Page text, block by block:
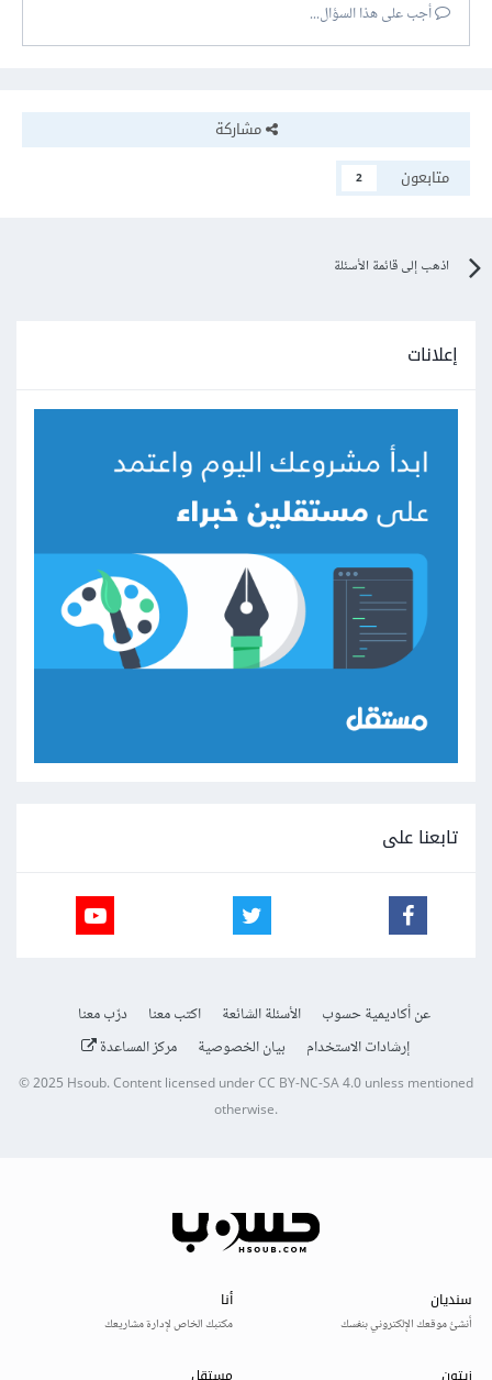
أجب على هذا السؤال...
مشاركة
متابعون
2
اذهب إلى قائمة الأسئلة
إعلانات
تابعنا على
عن أكاديمية حسوب الأسئلة الشائعة اكتب معنا
درّب معنا
إرشادات الاستخدام
بيان الخصوصية مركز المساعدة
© 2025Hsoub.Content licensed underCC BY-NC-SA 4.0unless mentioned
otherwise.